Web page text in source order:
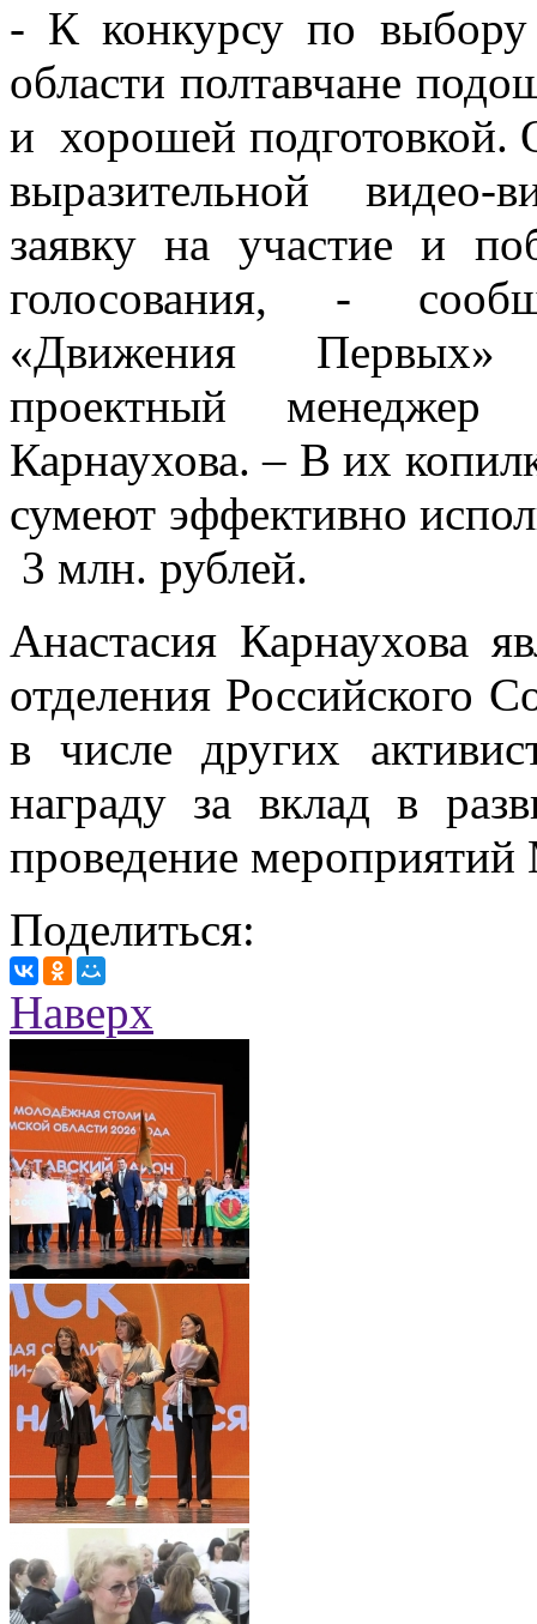
- К конкурсу по
области полтавчане
и хорошей подготовкой.
выразительной видео-
заявку на участие и
голосования, -
«Движения Первых»
проектный
Карнаухова. – В их
сумеют эффективно
3 млн. рублей.
Анастасия Карнаухова
отделения Российского
в числе других
награду за вклад в
проведение
Поделиться:
Наверх